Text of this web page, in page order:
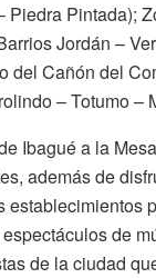
Piedra Pintada);
Jordán –
del Cañón del
– Totumo –
Ibagué a la
además de
establecimientos
de
de la ciudad